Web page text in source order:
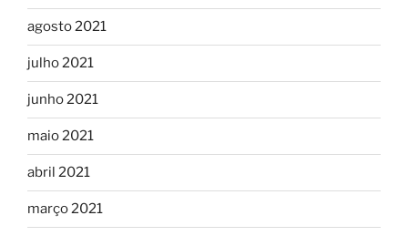
agosto 2021
julho 2021
junho 2021
maio 2021
abril 2021
março 2021